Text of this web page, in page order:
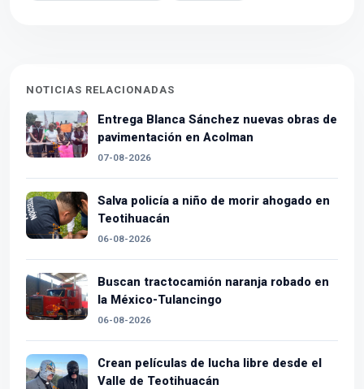
NOTICIAS RELACIONADAS
Entrega Blanca Sánchez nuevas obras de
pavimentación en Acolman
07-08-2026
Salva policía a niño de morir ahogado en
Teotihuacán
06-08-2026
Buscan tractocamión naranja robado en
la México-Tulancingo
06-08-2026
Crean películas de lucha libre desde el
Valle de Teotihuacán